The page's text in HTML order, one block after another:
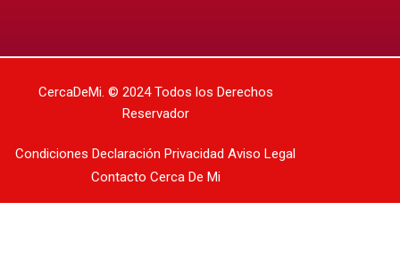
CercaDeMi. © 2024 Todos los Derechos
Reservador
Condiciones Declaración Privacidad Aviso Legal
Contacto Cerca De Mi